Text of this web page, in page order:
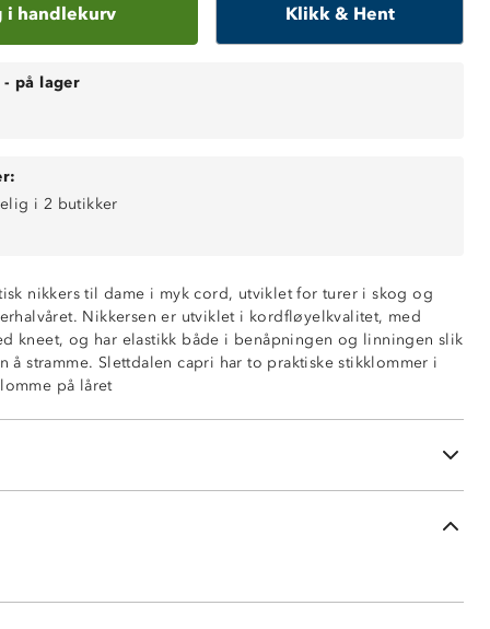
i handlekurv Klikk & Hent
- på lager
i 2 butikker
nikkers til dame i myk cord, utviklet for turer i skog og
Nikkersen er utviklet i kordfløyelkvalitet, med
kneet, og har elastikk både i benåpningen og linningen slik
å stramme. Slettdalen capri har to praktiske stikklommer i
på låret
sidene
glidelås